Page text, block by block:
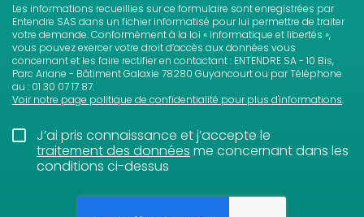
Les informations recueillies sur ce formulaire sont enregistrées par
Entendre SAS dans un fichier informatisé pour lui permettre de traiter
votre demande. Conformément à la loi « informatique et libertés »,
vous pouvez exercer votre droit d’accès aux données vous
concernant et les faire rectifier en contactant : ENTENDRE SA - 10 Bis,
Parc Ariane - Bâtiment Galaxie 78280 Guyancourt ou par Téléphone
au : 01 30 07 17 87.
Voir notre page politique de confidentialité pour plus d'informations.
J’ai pris connaissance et j’accepte le
traitement des données me concernant dans les
conditions ci-dessus